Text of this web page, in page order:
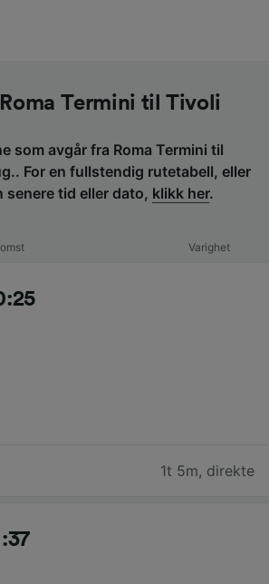
Termini til Tivoli
som avgår fra Roma Termini til
For en fullstendig rutetabell, eller
senere tid eller dato, klikk her.
Varighet
1t 5m, direkte